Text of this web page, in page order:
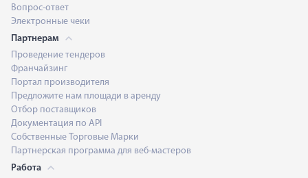
Вопрос-ответ
Электронные чеки
Партнерам
Проведение тендеров
Франчайзинг
Портал производителя
Предложите нам площади в аренду
Отбор поставщиков
Документация по API
Собственные Торговые Марки
Партнерская программа для веб-мастеров
Работа